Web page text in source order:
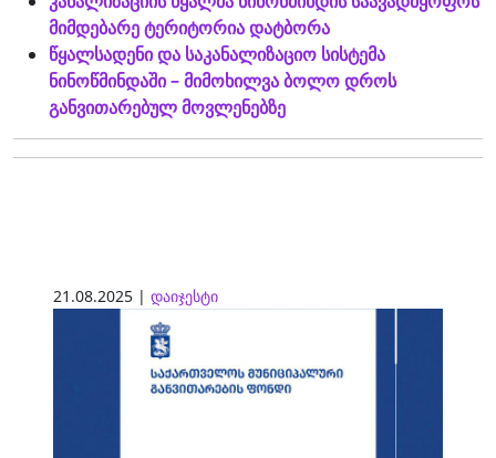
მიმდებარე ტერიტორია დატბორა
წყალსადენი და საკანალიზაციო სისტემა
ნინოწმინდაში – მიმოხილვა ბოლო დროს
განვითარებულ მოვლენებზე
21.08.2025 | დაიჯესტი